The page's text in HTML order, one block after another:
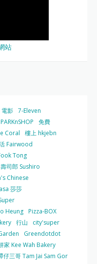
站
電影 7-Eleven
免費
Coral
樓上 hkjebn
Fairwood
Tong
壽司郎 Sushiro
Chinese
莎莎
Heung Pizza-BOX
行山
city'super
Greendotdot
家 Kee Wah Bakery
仔三哥 Tam Jai Sam Gor